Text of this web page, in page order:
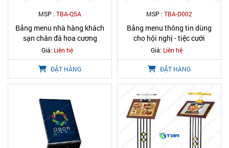
MSP :TBA-Q5A
Bảng menu nhà hàng khách
sạn chân đá hoa cương
Giá: Liên hệ
ĐẶT HÀNG
MSP :TBA-D002
Bảng menu thông tin dùng
cho hội nghị - tiệc cưới
Giá: Liên hệ
ĐẶT HÀNG